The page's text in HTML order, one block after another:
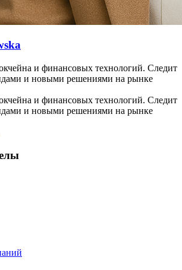
и финансовых технологий. Следит
и новыми решениями на рынке
и финансовых технологий. Следит
и новыми решениями на рынке